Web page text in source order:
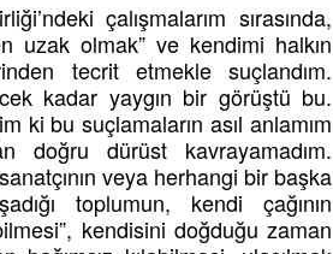
çalışmalarım sırasında,
uzak olmak” ve kendimi halkın
tecrit etmekle suçlandım.
kadar yaygın bir görüştü bu.
ki bu suçlamaların asıl anlamım
doğru dürüst kavrayamadım.
veya herhangi bir başka
toplumun, kendi çağının
kendisini doğduğu zaman